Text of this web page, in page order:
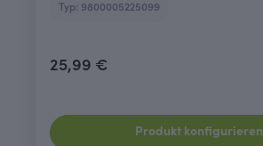
Typ: 9800005225099
25,99 €
Produkt konfigurieren